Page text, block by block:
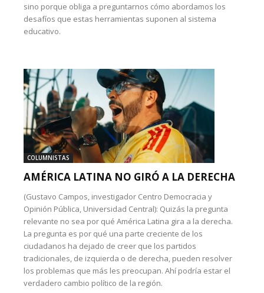
sino porque obliga a preguntarnos cómo abordamos los
desafíos que estas herramientas suponen al sistema
educativo.
COLUMNISTAS
AMÉRICA LATINA NO GIRÓ A LA DERECHA
(Gustavo Campos, investigador Centro Democracia y
Opinión Pública, Universidad Central): Quizás la pregunta
relevante no sea por qué América Latina gira a la derecha.
La pregunta es por qué una parte creciente de los
ciudadanos ha dejado de creer que los partidos
tradicionales, de izquierda o de derecha, pueden resolver
los problemas que más les preocupan. Ahí podría estar el
verdadero cambio político de la región.